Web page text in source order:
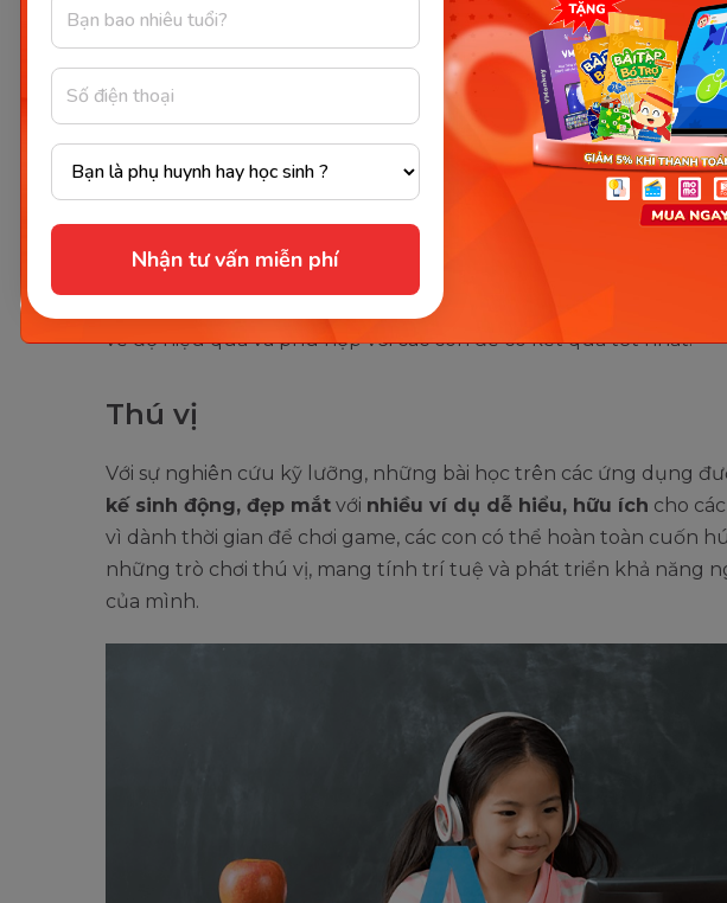
Nhận tư vấn miễn phí
Một trong những lý do chính phụ huynh tin tưởng các phần
trên điện thoại là sự thuận tiện và nhanh chóng. Chỉ với một chiếc
, các con có thể tiếp xúc vớikhối lượng
thức lớn
qua các bài học sinh động, dễ hiểu.
Chi phí thấp
vậy, các bậc phụ huynh có thể tiết kiệm chi phí trong việc học
con. Với những phần mềm có tính phí, phụ huynh nên cân nhắc
về độ hiệu quả và phù hợp với các con để có kết quả tốt nhất.
Thú vị
Với sự nghiên cứu kỹ lưỡng, những bài học trên các ứng dụng
kế sinh động, đẹp mắt với nhiều ví dụ dễ hiểu, hữu ích cho
vì dành thời gian để chơi game, các con có thể hoàn toàn cuốn
những trò chơi thú vị, mang tính trí tuệ và phát triển khả năng
của mình.